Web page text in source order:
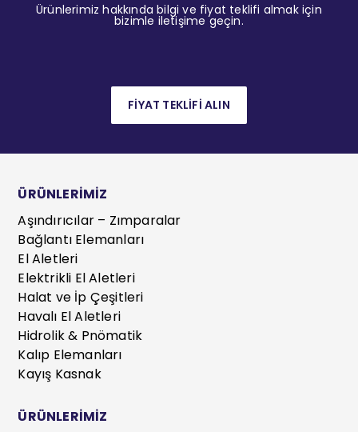
Ürünlerimiz hakkında bilgi ve fiyat teklifi almak için
bizimle iletişime geçin.
FİYAT TEKLİFİ ALIN
ÜRÜNLERİMİZ
Aşındırıcılar – Zımparalar
Bağlantı Elemanları
El Aletleri
Elektrikli El Aletleri
Halat ve İp Çeşitleri
Havalı El Aletleri
Hidrolik & Pnömatik
Kalıp Elemanları
Kayış Kasnak
ÜRÜNLERİMİZ